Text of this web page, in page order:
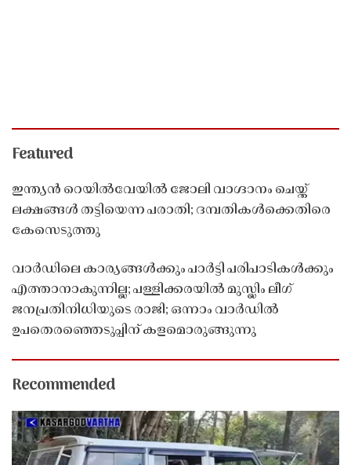
Featured
ഇന്ത്യൻ റെയിൽവേയിൽ ജോലി വാഗ്ദാനം ചെയ്ത്
ലക്ഷങ്ങൾ തട്ടിയെന്ന പരാതി; ദമ്പതികൾക്കെതിരെ
കേസെടുത്തു
വാർഡിലെ കാര്യങ്ങൾക്കും പാർട്ടി പരിപാടികൾക്കും
എത്താനാകുന്നില്ല; പള്ളിക്കരയിൽ മുസ്ലിം ലീഗ്
ജനപ്രതിനിധിയുടെ രാജി; ഒന്നാം വാർഡിൽ
ഉപതെരഞ്ഞെടുപ്പിന് കളമൊരുങ്ങുന്നു
Recommended